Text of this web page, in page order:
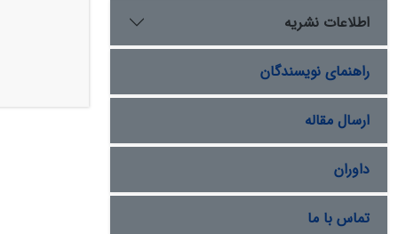
اطلاعات نشریه
راهنمای نویسندگان
ارسال مقاله
داوران
تماس با ما